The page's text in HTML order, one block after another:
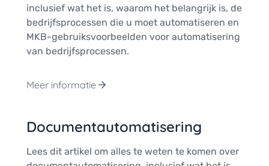
inclusief wat het is, waarom het belangrijk is, de
bedrijfsprocessen die u moet automatiseren en
MKB-gebruiksvoorbeelden voor automatisering
van bedrijfsprocessen.
Meer informatie
Documentautomatisering
Lees dit artikel om alles te weten te komen over